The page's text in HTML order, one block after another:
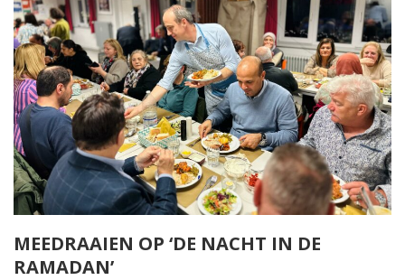
MEEDRAAIEN OP ‘DE NACHT IN DE
RAMADAN’